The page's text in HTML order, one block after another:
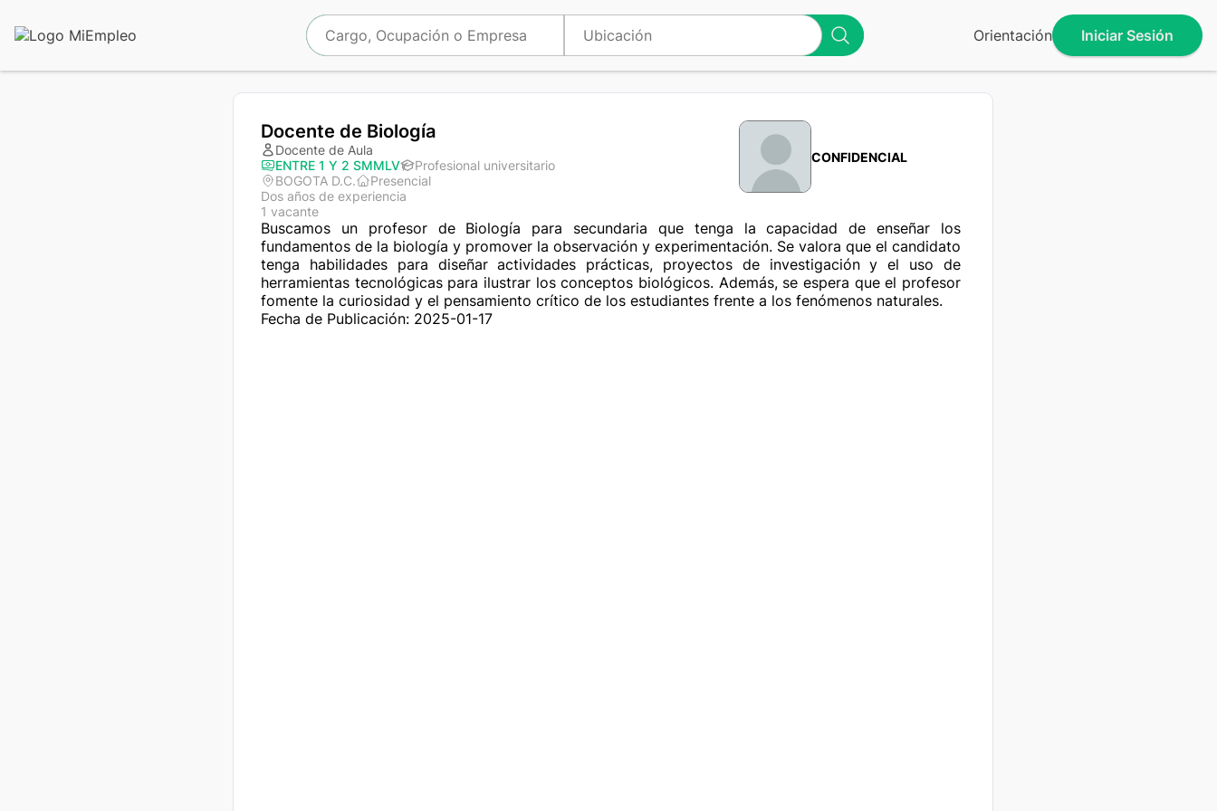
Orientación Iniciar Sesión
Docente de Biología
Docente de Aula
ENTRE 1 Y 2 SMMLV
Profesional universitario
BOGOTA D.C.
Presencial
Dos años de experiencia
1 vacante
CONFIDENCIAL
Buscamos un profesor de Biología para secundaria que tenga la capacidad de enseñar los
fundamentos de la biología y promover la observación y experimentación. Se valora que el candidato
tenga habilidades para diseñar actividades prácticas, proyectos de investigación y el uso de
herramientas tecnológicas para ilustrar los conceptos biológicos. Además, se espera que el profesor
fomente la curiosidad y el pensamiento crítico de los estudiantes frente a los fenómenos naturales.
Fecha de Publicación: 2025-01-17